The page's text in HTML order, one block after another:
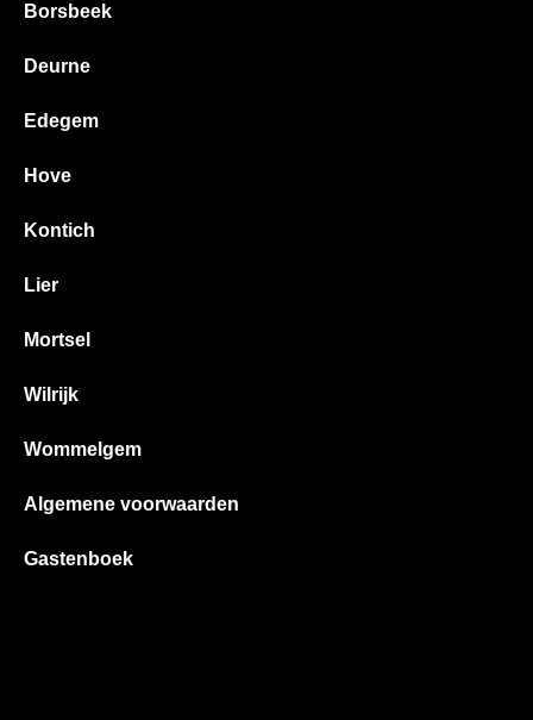
Borsbeek
Deurne
Edegem
Hove
Kontich
Lier
Mortsel
Wilrijk
Wommelgem
Algemene voorwaarden
Gastenboek